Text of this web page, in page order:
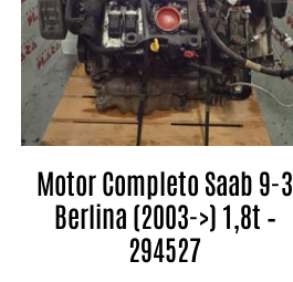
Motor Completo Saab 9-3
Berlina (2003->) 1,8t –
294527